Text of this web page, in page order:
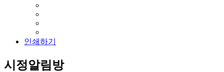
인쇄하기
시정알림방